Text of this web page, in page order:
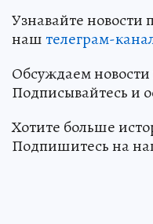
Узнавайте
наштелеграм-
Обсуждаем
Подписывайтесь и
Хотите больше
Подпишитесь на